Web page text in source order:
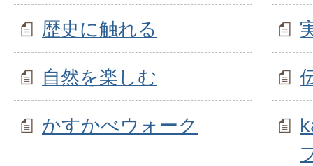
歴史に触れる
自然を楽しむ
かすかべウォーク